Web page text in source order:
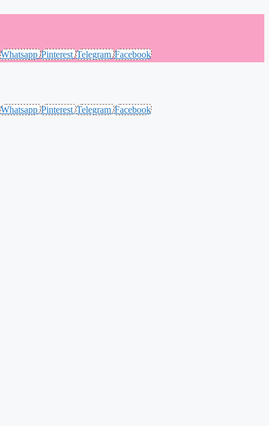
Whatsapp Pinterest Telegram Facebook
Whatsapp Pinterest Telegram Facebook